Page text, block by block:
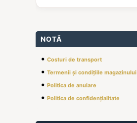
NOTĂ
• Costuri de transport
• Termenii și condițiile magazinului
• Politica de anulare
• Politica de confidențialitate